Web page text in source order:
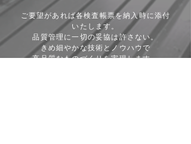
ご要望があれば各検査帳票を納入時に添付
いたします。
品質管理に一切の妥協は許さない。
きめ細やかな技術とノウハウで
​高品質なものづくりを実現します。